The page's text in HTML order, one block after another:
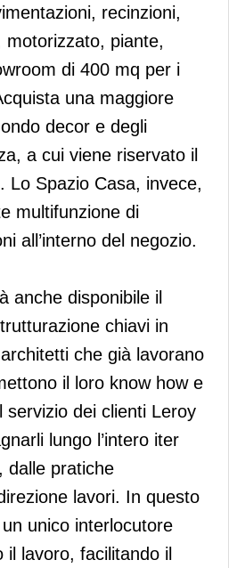
recinzioni,
piante,
di 400 mq per i
una maggiore
decor e degli
a cui viene riservato il
Lo Spazio Casa, invece,
multifunzione di
all’interno del negozio.
anche disponibile il
chiavi in
che già lavorano
il loro know how e
servizio dei clienti Leroy
lungo l’intero iter
dalle pratiche
lavori. In questo
unico interlocutore
il lavoro, facilitando il